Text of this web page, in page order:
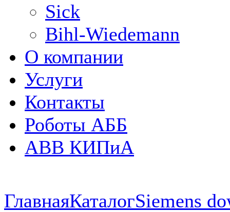
Sick
Bihl-Wiedemann
О компании
Услуги
Контакты
Роботы АББ
ABB КИПиА
ГлавнаяКаталогSiemens